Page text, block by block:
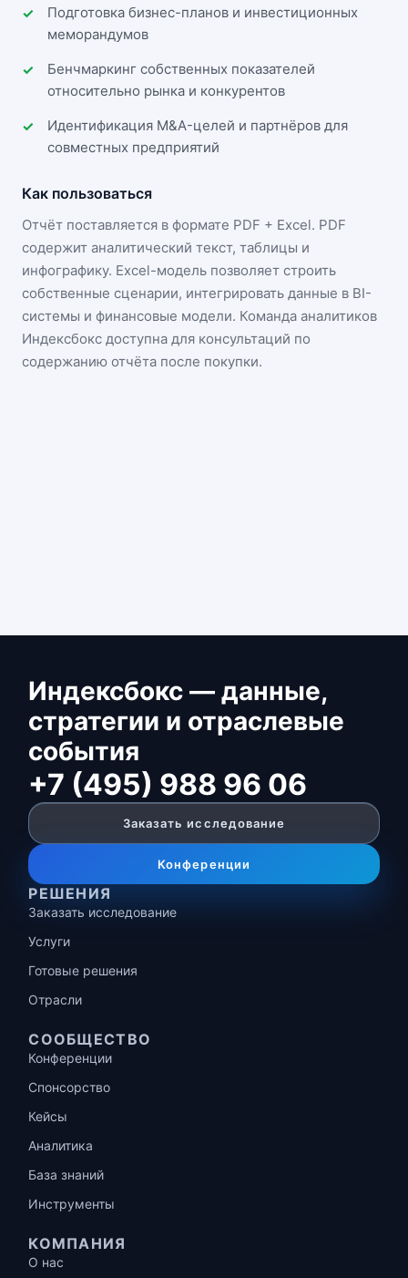
Подготовка бизнес-планов и инвестиционных
меморандумов
Бенчмаркинг собственных показателей
относительно рынка и конкурентов
Идентификация M&A-целей и партнёров для
совместных предприятий
Как пользоваться
Отчёт поставляется в формате PDF + Excel. PDF
содержит аналитический текст, таблицы и
инфографику. Excel-модель позволяет строить
собственные сценарии, интегрировать данные в BI-
системы и финансовые модели. Команда аналитиков
Индексбокс доступна для консультаций по
содержанию отчёта после покупки.
Индексбокс — данные,
стратегии и отраслевые
события
+7 (495) 988 96 06
Заказать исследование
Конференции
РЕШЕНИЯ
Заказать исследование
Услуги
Готовые решения
Отрасли
СООБЩЕСТВО
Конференции
Спонсорство
Кейсы
Аналитика
База знаний
Инструменты
КОМПАНИЯ
О нас